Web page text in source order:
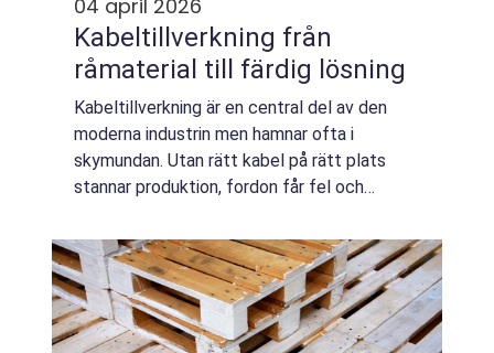
04 april 2026
Kabeltillverkning från
råmaterial till färdig lösning
Kabeltillverkning är en central del av den
moderna industrin men hamnar ofta i
skymundan. Utan rätt kabel på rätt plats
stannar produktion, fordon får fel och
kablar påverkar både säkerhet, driftsäkerhet
och tot...